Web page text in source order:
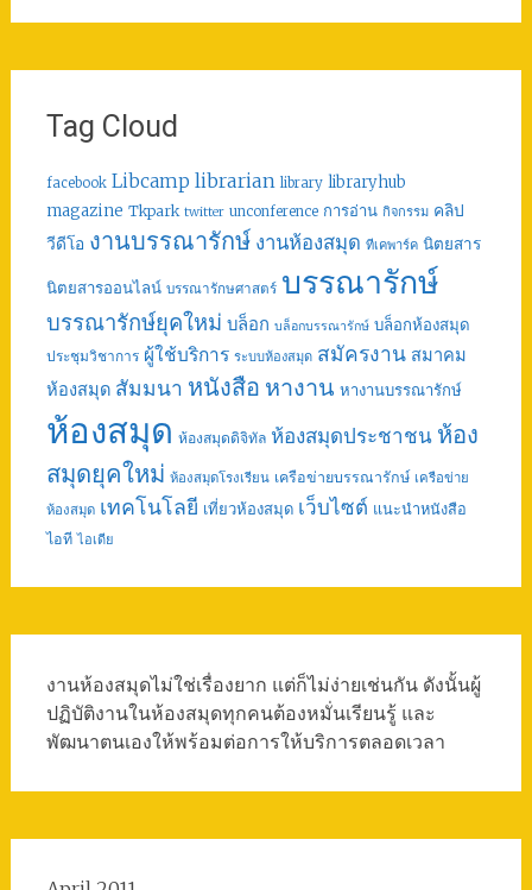
Tag Cloud
facebook Libcamp librarian library libraryhub
magazine Tkpark twitter unconference การอ่าน กิจกรรม คลิป
วีดีโอ งานบรรณารักษ์ งานห้องสมุด ทีเคพาร์ค นิตยสาร
นิตยสารออนไลน์ บรรณารักษศาสตร์ บรรณารักษ์
บรรณารักษ์ยุคใหม่ บล็อก บล็อกบรรณารักษ์ บล็อกห้องสมุด
ประชุมวิชาการ ผู้ใช้บริการ ระบบห้องสมุด สมัครงาน สมาคม
ห้องสมุด สัมมนา หนังสือ หางาน หางานบรรณารักษ์
ห้องสมุด ห้องสมุดดิจิทัล ห้องสมุดประชาชน ห้อง
สมุดยุคใหม่ ห้องสมุดโรงเรียน เครือข่ายบรรณารักษ์ เครือข่าย
ห้องสมุด เทคโนโลยี เที่ยวห้องสมุด เว็บไซต์ แนะนำหนังสือ
ไอที ไอเดีย
งานห้องสมุดไม่ใช่เรื่องยาก แต่ก็ไม่ง่ายเช่นกัน ดังนั้นผู้
ปฏิบัติงานในห้องสมุดทุกคนต้องหมั่นเรียนรู้ และ
พัฒนาตนเองให้พร้อมต่อการให้บริการตลอดเวลา